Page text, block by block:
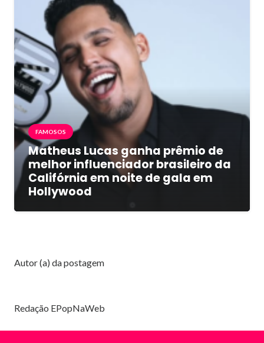
FAMOSOS
Matheus Lucas ganha prêmio de
melhor influenciador brasileiro da
Califórnia em noite de gala em
Hollywood
Autor (a) da postagem
Redação EPopNaWeb